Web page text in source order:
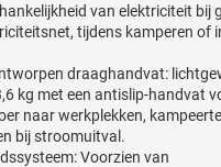
van elektriciteit bij
tijdens kamperen of
draaghandvat:
kg met een antislip-handvat
naar werkplekken,
bij stroomuitval.
Voorzien van